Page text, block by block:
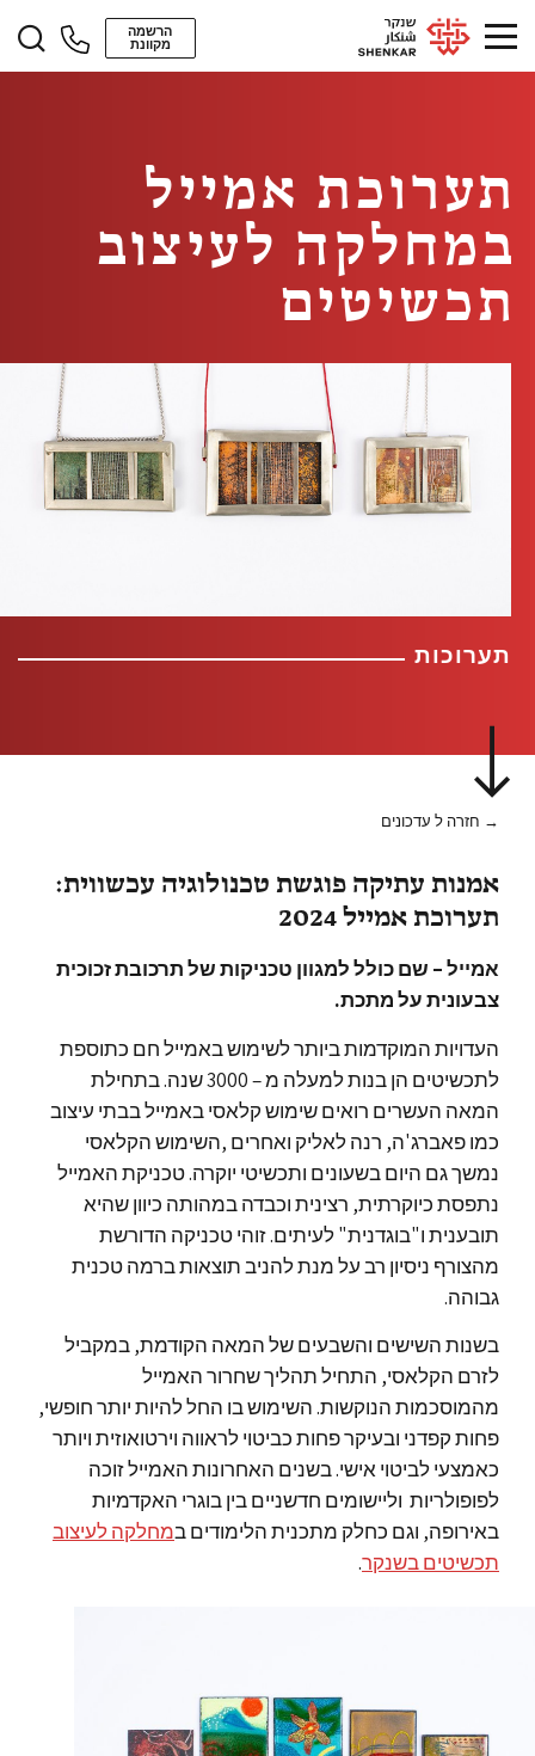
הרשמה
מקוונת
תערוכת אמייל
במחלקה לעיצוב
תכשיטים
תערוכות
→ חזרה ל עדכונים
אמנות עתיקה פוגשת טכנולוגיה עכשווית:
תערוכת אמייל 2024
אמייל – שם כולל למגוון טכניקות של תרכובת זכוכית
צבעונית על מתכת.
העדויות המוקדמות ביותר לשימוש באמייל חם כתוספת
לתכשיטים הן בנות למעלה מ – 3000 שנה. בתחילת
המאה העשרים רואים שימוש קלאסי באמייל בבתי עיצוב
כמו פאברג'ה, רנה לאליק ואחרים ,השימוש הקלאסי
נמשך גם היום בשעונים ותכשיטי יוקרה. טכניקת האמייל
נתפסת כיוקרתית, רצינית וכבדה במהותה כיוון שהיא
תובענית ו"בוגדנית" לעיתים. זוהי טכניקה הדורשת
מהצורף ניסיון רב על מנת להניב תוצאות ברמה טכנית
גבוהה.
בשנות השישים והשבעים של המאה הקודמת, במקביל
לזרם הקלאסי, התחיל תהליך שחרור האמייל
מהמוסכמות הנוקשות. השימוש בו החל להיות יותר חופשי,
פחות קפדני ובעיקר פחות כביטוי לראווה וירטואוזית ויותר
כאמצעי לביטוי אישי. בשנים האחרונות האמייל זוכה
לפופולריות וליישומים חדשניים בין בוגרי האקדמיות
באירופה, וגם כחלק מתכנית הלימודים במחלקה לעיצוב
תכשיטים בשנקר.